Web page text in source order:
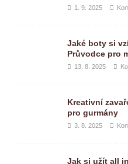
1. 9. 2025
Jaké boty si
Průvodce pro
13. 8. 2025
Kreativní
pro gurmány
3. 8. 2025
Jak si užít all